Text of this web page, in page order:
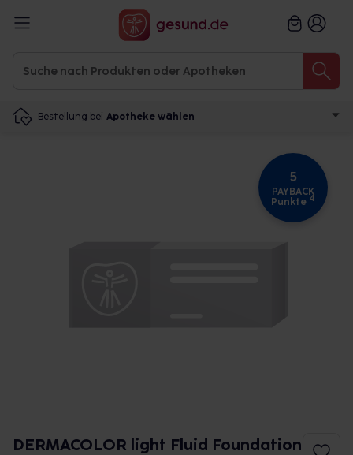
Bestellung bei Apotheke wählen
5
PAYBACK
Punkte 4
DERMACOLOR light Fluid Foundation